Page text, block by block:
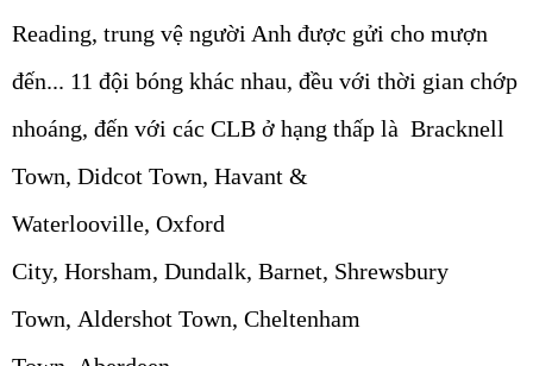
Reading, trung vệ người Anh được gửi cho mượn
đến... 11 đội bóng khác nhau, đều với thời gian chớp
nhoáng, đến với các CLB ở hạng thấp là Bracknell
Town, Didcot Town, Havant &
Waterlooville, Oxford
City, Horsham, Dundalk, Barnet, Shrewsbury
Town, Aldershot Town, Cheltenham